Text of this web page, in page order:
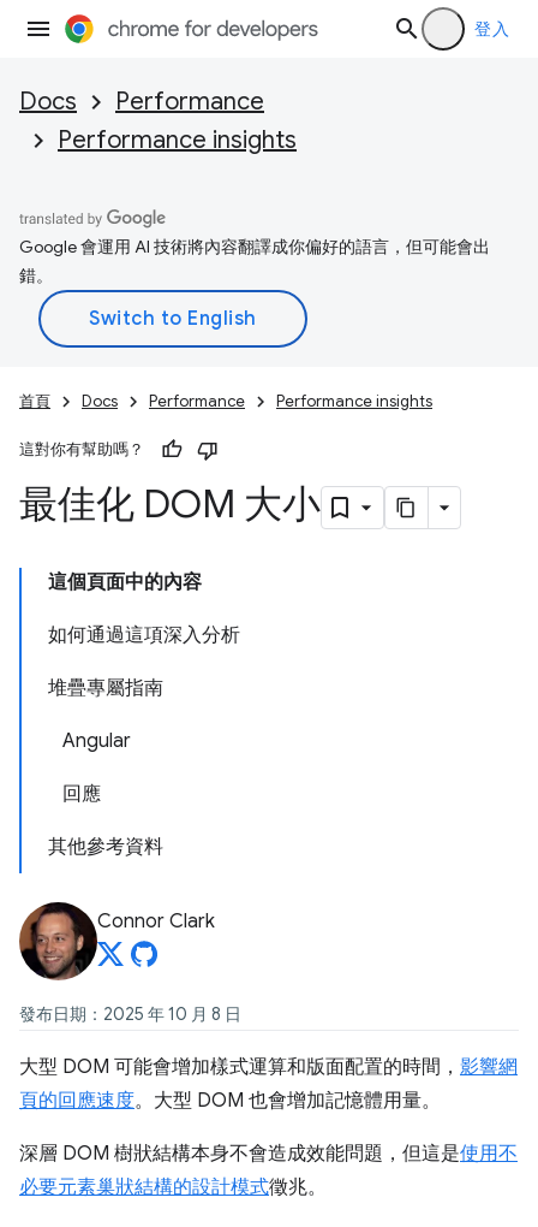
登入
Docs
Performance
Performance insights
Google 會運用 AI 技術將內容翻譯成你偏好的語言，但可能會出
錯。
首頁 Docs Performance Performance insights
這對你有幫助嗎？
最佳化 DOM 大小
這個頁面中的內容
如何通過這項深入分析
堆疊專屬指南
Angular
回應
其他參考資料
Connor Clark
發布日期：2025 年 10 月 8 日
大型 DOM 可能會增加樣式運算和版面配置的時間， 影響網
頁的回應速度。大型 DOM 也會增加記憶體用量。
深層 DOM 樹狀結構本身不會造成效能問題，但這是使用不
必要元素巢狀結構的設計模式徵兆。